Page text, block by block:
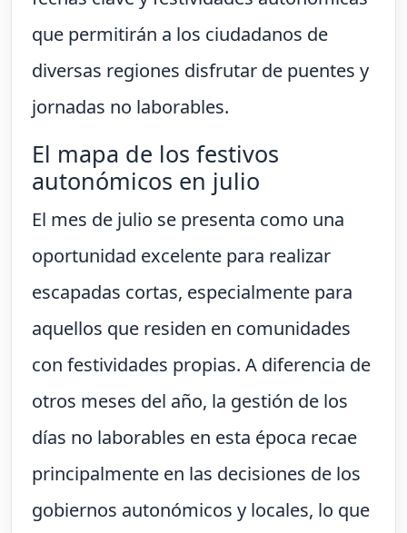
que permitirán a los ciudadanos de
diversas regiones disfrutar de puentes y
jornadas no laborables.
El mapa de los festivos
autonómicos en julio
El mes de julio se presenta como una
oportunidad excelente para realizar
escapadas cortas, especialmente para
aquellos que residen en comunidades
con festividades propias. A diferencia de
otros meses del año, la gestión de los
días no laborables en esta época recae
principalmente en las decisiones de los
gobiernos autonómicos y locales, lo que